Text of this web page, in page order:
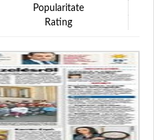
Popularitate
Rating